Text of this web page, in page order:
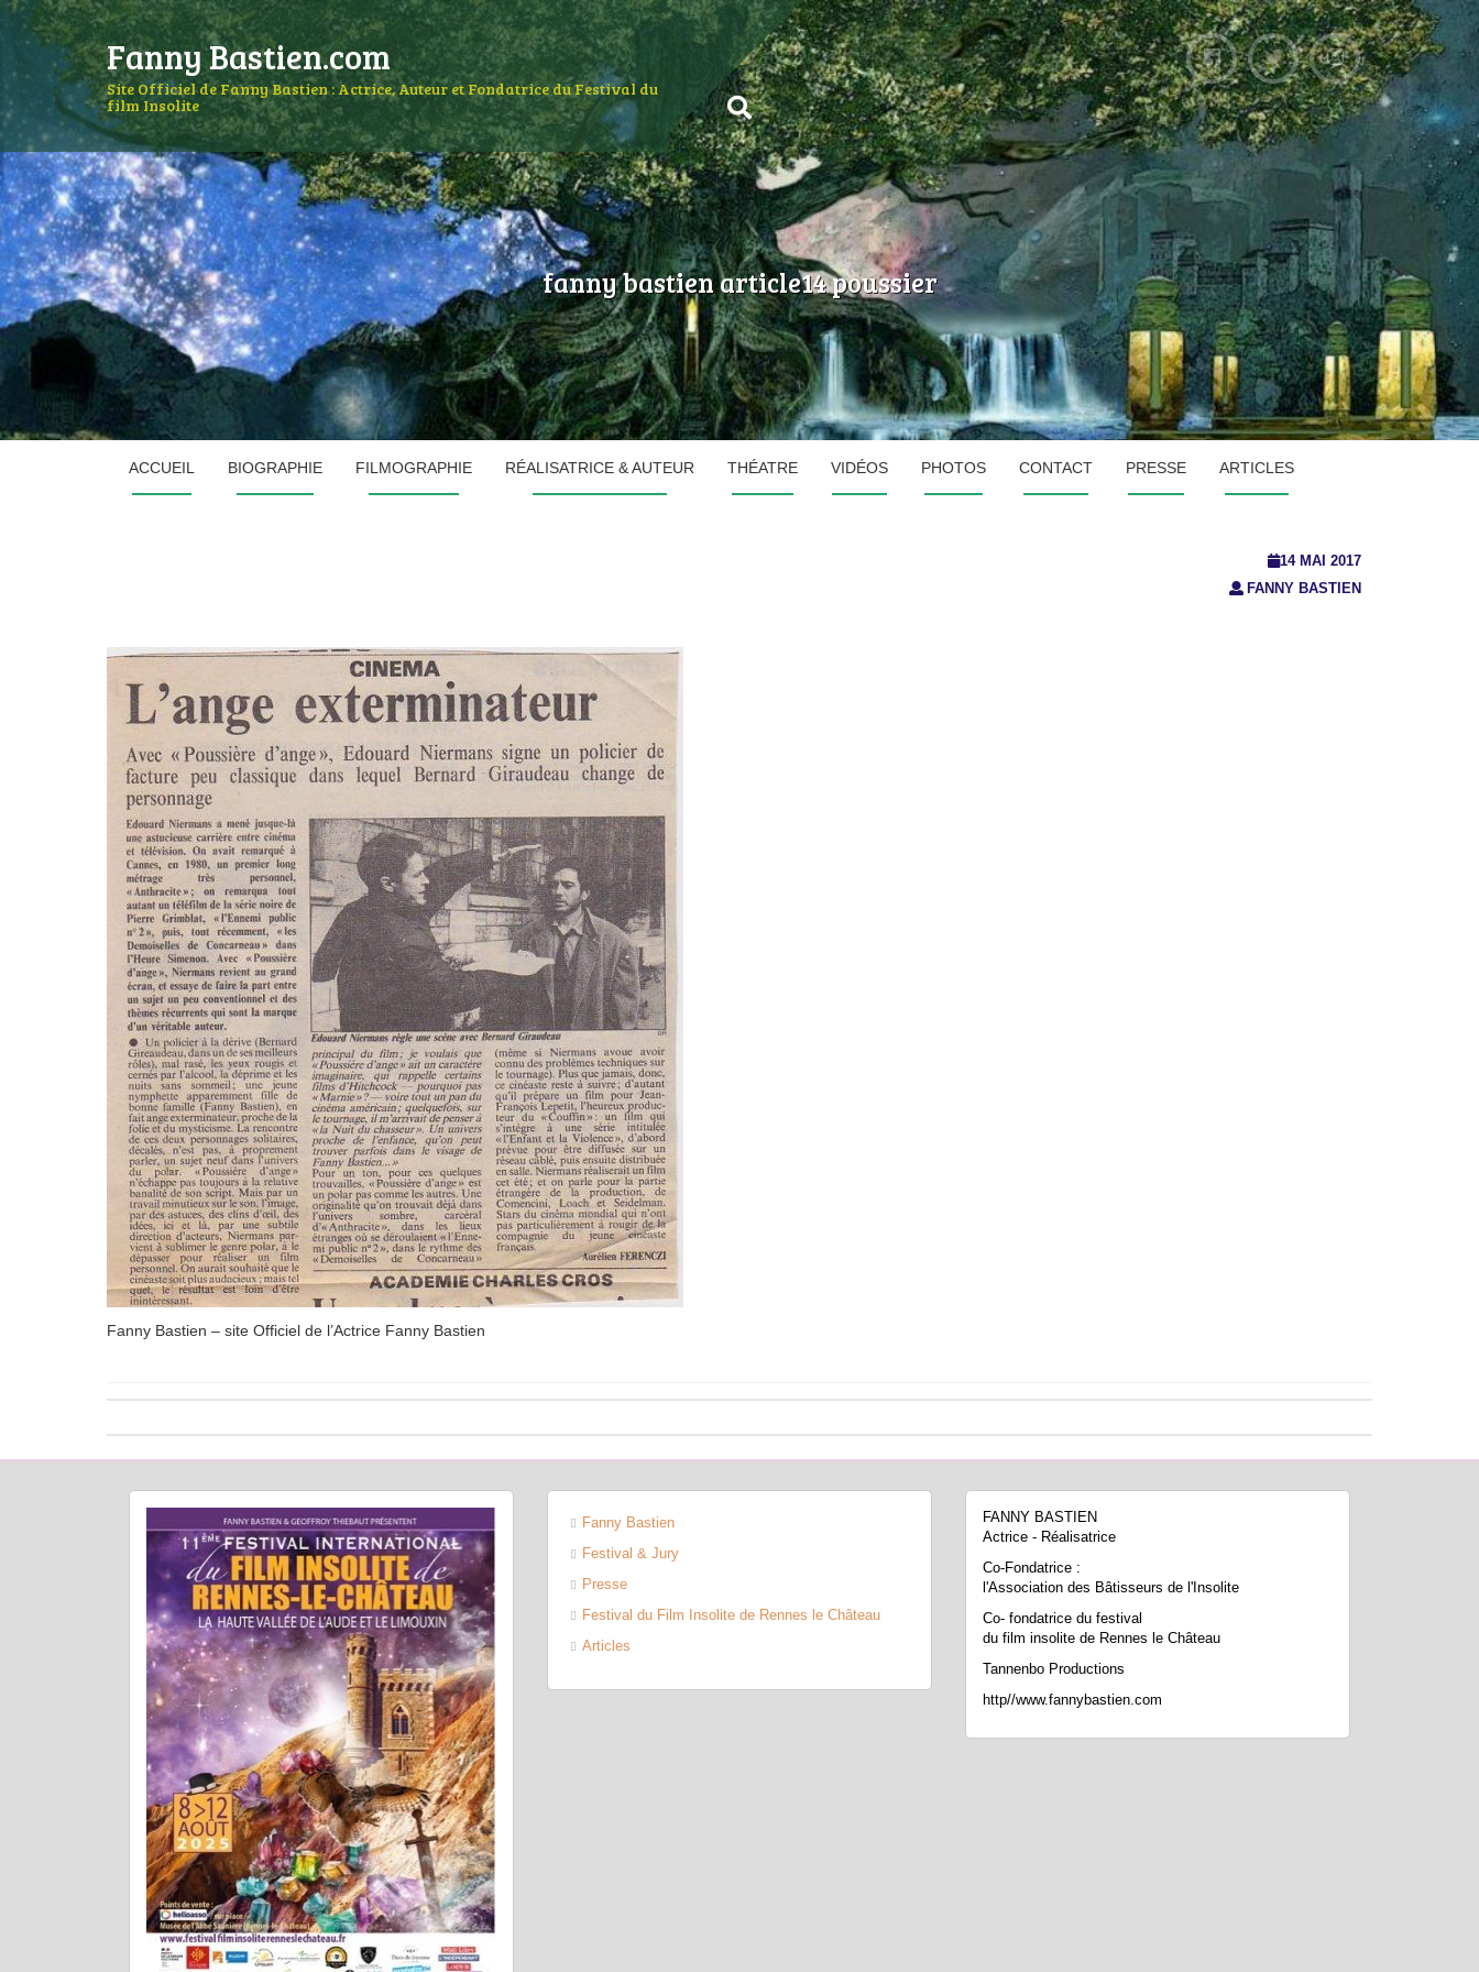
Fanny Bastien.com
Site Officiel de Fanny Bastien : Actrice, Auteur et Fondatrice du Festival du
film Insolite
fanny bastien article14 poussier
ACCUEIL BIOGRAPHIE FILMOGRAPHIE RÉALISATRICE & AUTEUR THÉATRE VIDÉOS PHOTOS CONTACT PRESSE ARTICLES
14 MAI 2017
FANNY BASTIEN
Fanny Bastien – site Officiel de l’Actrice Fanny Bastien
Fanny Bastien
Festival & Jury
Presse
Festival du Film Insolite de Rennes le Château
Articles
FANNY BASTIEN
Actrice - Réalisatrice
Co-Fondatrice :
l'Association des Bâtisseurs de l'Insolite
Co- fondatrice du festival
du film insolite de Rennes le Château
Tannenbo Productions
http//www.fannybastien.com